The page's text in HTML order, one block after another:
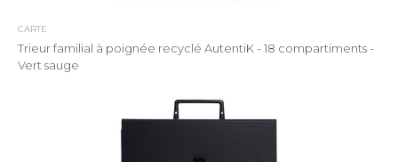
CARTE
Trieur familial à poignée recyclé AutentiK - 18 compartiments -
Vert sauge